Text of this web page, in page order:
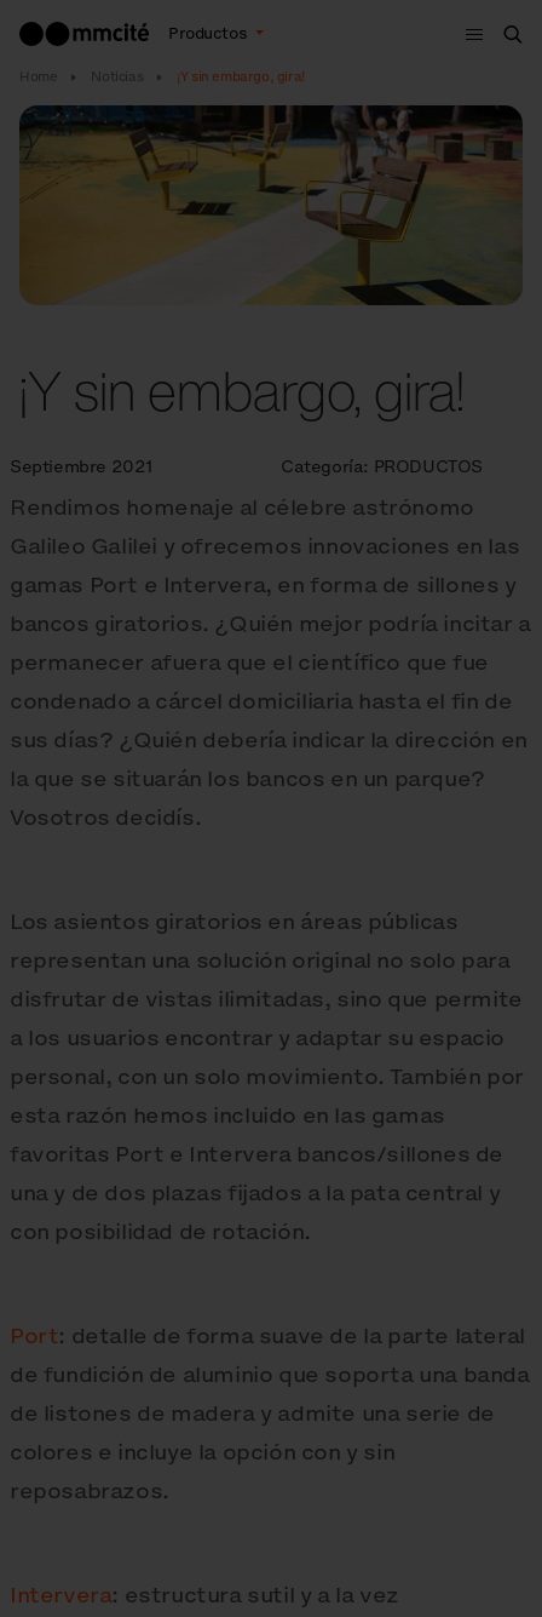
Productos
Menú
Home Noticias ¡Y sin embargo, gira!
¡Y sin embargo, gira!
Septiembre 2021 Categoría: PRODUCTOS
Rendimos homenaje al célebre astrónomo
Galileo Galilei y ofrecemos innovaciones en las
gamas Port e Intervera, en forma de sillones y
bancos giratorios. ¿Quién mejor podría incitar a
permanecer afuera que el científico que fue
condenado a cárcel domiciliaria hasta el fin de
sus días? ¿Quién debería indicar la dirección en
la que se situarán los bancos en un parque?
Vosotros decidís.
Los asientos giratorios en áreas públicas
representan una solución original no solo para
disfrutar de vistas ilimitadas, sino que permite
a los usuarios encontrar y adaptar su espacio
personal, con un solo movimiento. También por
esta razón hemos incluido en las gamas
favoritas Port e Intervera bancos/sillones de
una y de dos plazas fijados a la pata central y
con posibilidad de rotación.
Port: detalle de forma suave de la parte lateral
de fundición de aluminio que soporta una banda
de listones de madera y admite una serie de
colores e incluye la opción con y sin
reposabrazos.
Intervera: estructura sutil y a la vez